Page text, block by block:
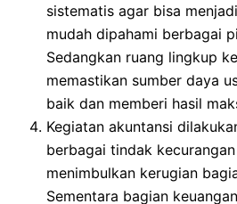
sistematis agar bisa
mudah dipahami berbagai
Sedangkan ruang lingkup
memastikan sumber daya
baik dan memberi hasil
Kegiatan akuntansi
berbagai tindak
menimbulkan kerugian
Sementara bagian